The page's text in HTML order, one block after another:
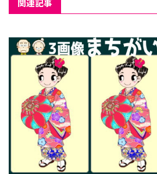
関連記事